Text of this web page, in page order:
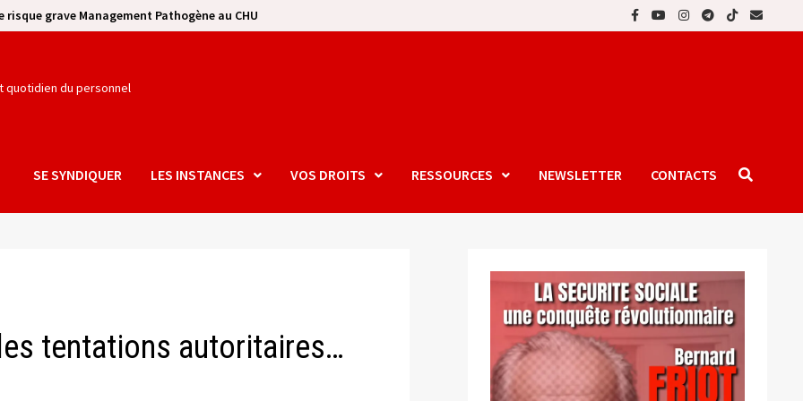
risque grave Management Pathogène au CHU
quotidien du personnel
SE SYNDIQUER LES INSTANCES VOS DROITS RESSOURCES NEWSLETTER CONTACTS
tentations autoritaires…